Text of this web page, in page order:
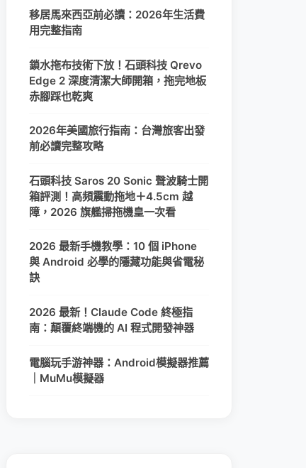
移居馬來西亞前必讀：2026年生活費
用完整指南
鎖水拖布技術下放！石頭科技 Qrevo
Edge 2 深度清潔大師開箱，拖完地板
赤腳踩也乾爽
2026年美國旅行指南：台灣旅客出發
前必讀完整攻略
石頭科技 Saros 20 Sonic 聲波騎士開
箱評測！高頻震動拖地＋4.5cm 越
障，2026 旗艦掃拖機皇一次看
2026 最新手機教學：10 個 iPhone
與 Android 必學的隱藏功能與省電秘
訣
2026 最新！Claude Code 終極指
南：顛覆終端機的 AI 程式開發神器
電腦玩手游神器：Android模擬器推薦
｜MuMu模擬器